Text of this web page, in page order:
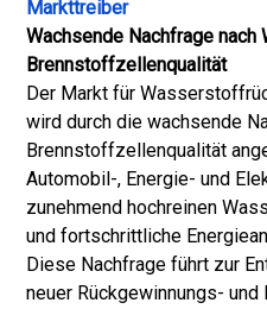
Markttreiber
Wachsende Nachfrage
Brennstoffzellenqualität
Der Markt für
wird durch die wachsende
Brennstoffzellenqualität
Automobil-, Energie- und
zunehmend hochreinen
und fortschrittliche
Diese Nachfrage führt zur
neuer Rückgewinnungs-